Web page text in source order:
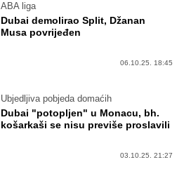
ABA liga
Dubai demolirao Split, Džanan
Musa povrijeđen
06.10.25. 18:45
Ubjedljiva pobjeda domaćih
Dubai "potopljen" u Monacu, bh.
košarkaši se nisu previše proslavili
03.10.25. 21:27